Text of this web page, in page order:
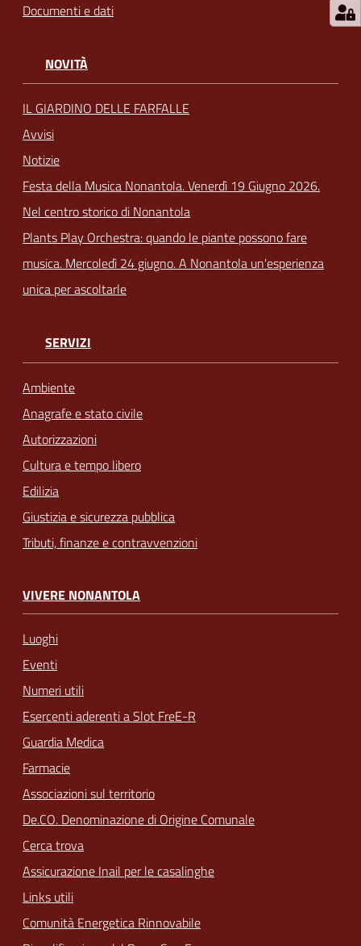
Documenti e dati
NOVITÀ
IL GIARDINO DELLE FARFALLE
Avvisi
Notizie
Festa della Musica Nonantola. Venerdì 19 Giugno 2026.
Nel centro storico di Nonantola
Plants Play Orchestra: quando le piante possono fare
musica. Mercoledì 24 giugno. A Nonantola un'esperienza
unica per ascoltarle
SERVIZI
Ambiente
Anagrafe e stato civile
Autorizzazioni
Cultura e tempo libero
Edilizia
Giustizia e sicurezza pubblica
Tributi, finanze e contravvenzioni
VIVERE NONANTOLA
Luoghi
Eventi
Numeri utili
Esercenti aderenti a Slot FreE-R
Guardia Medica
Farmacie
Associazioni sul territorio
De.CO. Denominazione di Origine Comunale
Cerca trova
Assicurazione Inail per le casalinghe
Links utili
Comunità Energetica Rinnovabile